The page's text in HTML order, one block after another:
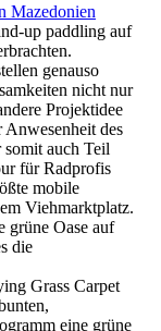
Mazedonien
up paddling auf
genauso
nicht nur
Projektidee
Anwesenheit des
auch Teil
für Radprofis
mobile
Viehmarktplatz.
grüne Oase auf
die
Grass Carpet
eine grüne